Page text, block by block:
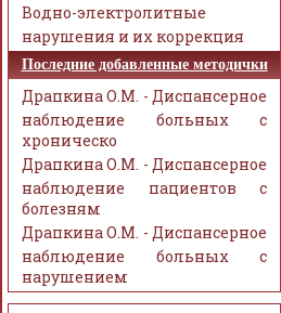
Водно-электролитные
нарушения и их коррекция
Последние добавленные методички
Драпкина О.М. - Диспансерное
наблюдение больных с
хроническо
Драпкина О.М. - Диспансерное
наблюдение пациентов с
болезням
Драпкина О.М. - Диспансерное
наблюдение больных с
нарушением